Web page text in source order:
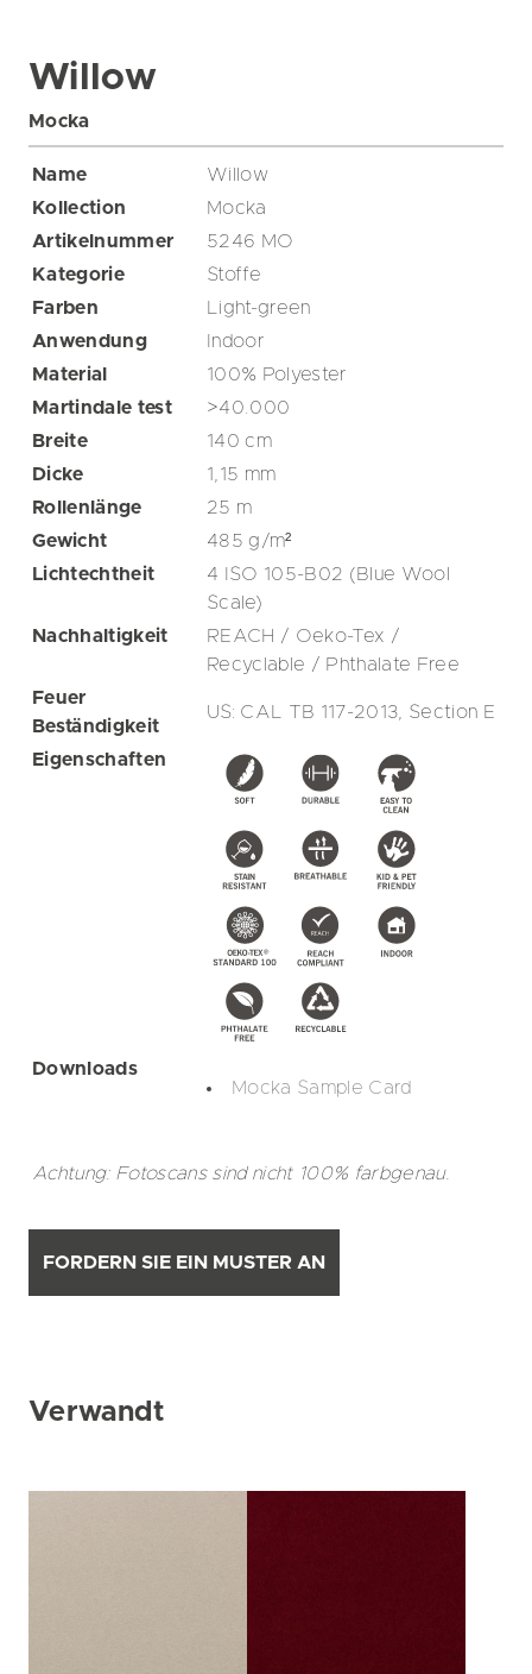
Willow
Mocka
Name
Willow
Kollection
Mocka
Artikelnummer
5246 MO
Kategorie
Stoffe
Farben
Light-green
Anwendung
Indoor
Material
100% Polyester
Martindale test
>40.000
Breite
140cm
Dicke
1,15 mm
Rollenlänge
25 m
Gewicht
485g/m²
Lichtechtheit
4 ISO 105-B02 (Blue Wool
Scale)
Nachhaltigkeit
REACH / Oeko-Tex /
Recyclable / Phthalate Free
Feuer
Beständigkeit
US: CAL TB 117-2013, Section E
Eigenschaften
Downloads
Mocka Sample Card
Achtung: Fotoscans sind nicht 100% farbgenau.
FORDERN SIE EIN MUSTER AN
Verwandt